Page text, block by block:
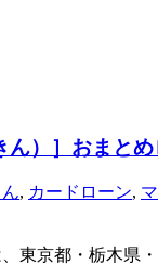
ん）］おまと
, カードローン,
東京都・栃木県